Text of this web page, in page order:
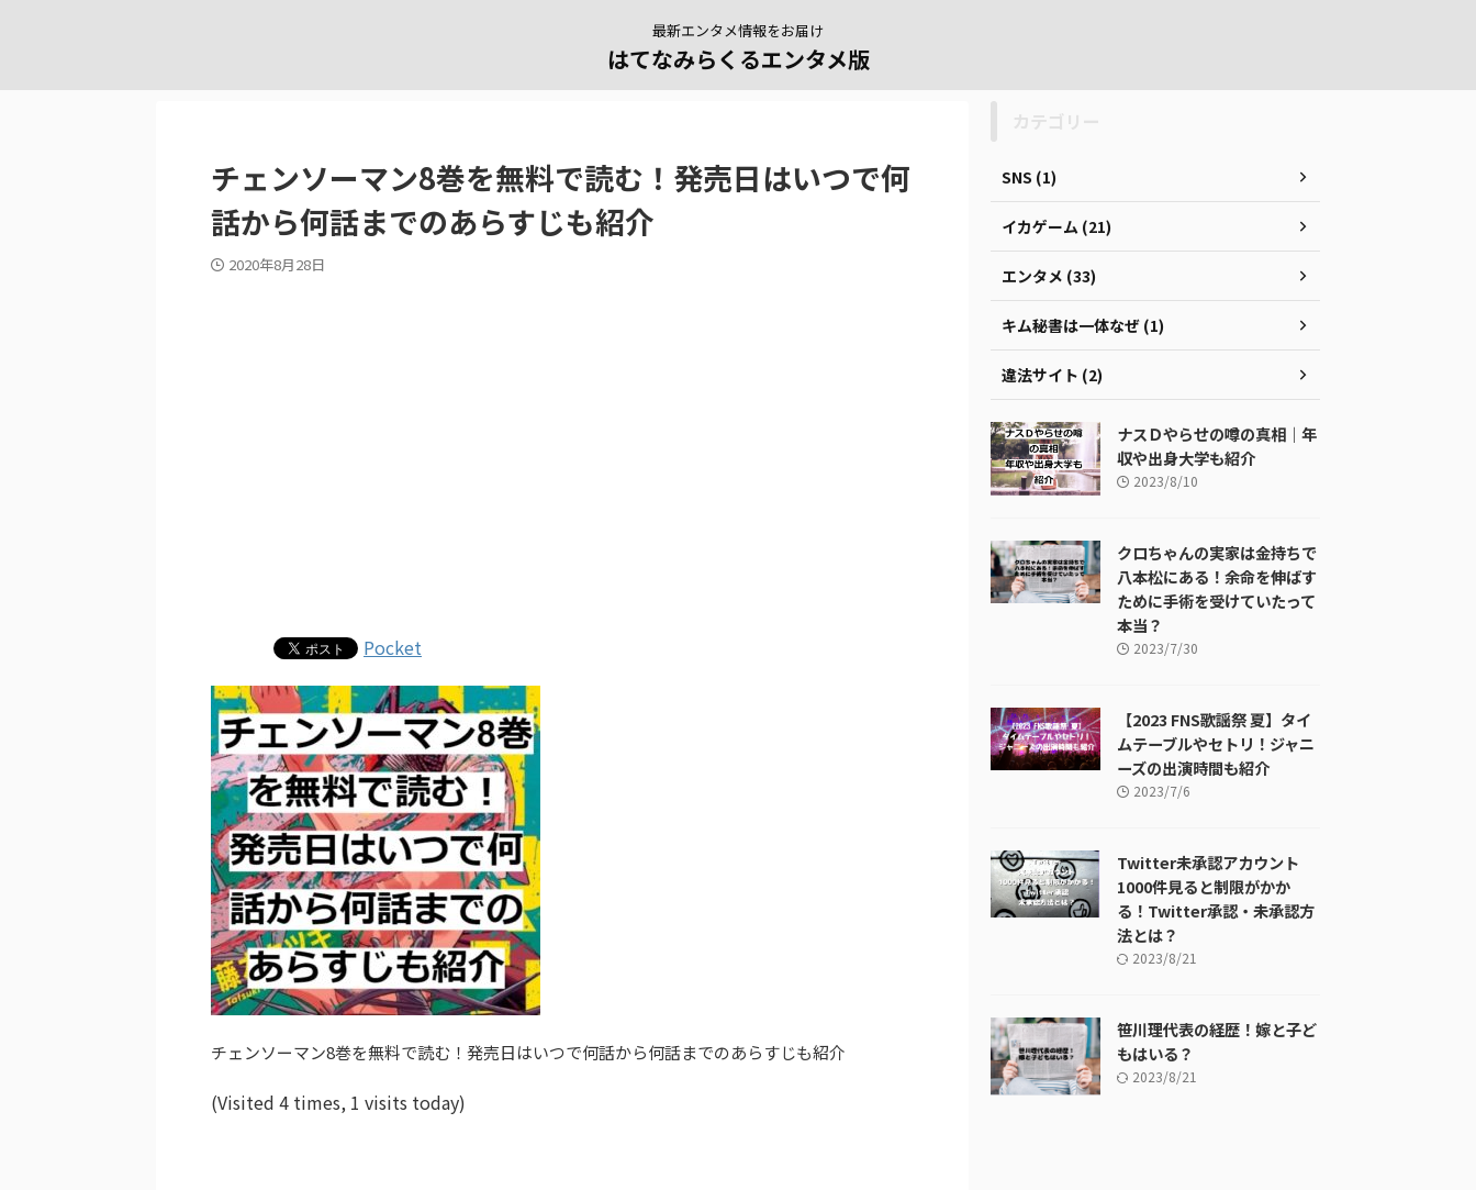
最新エンタメ情報をお届け
はてなみらくるエンタメ版
チェンソーマン8巻を無料で読む！発売日はいつで何
話から何話までのあらすじも紹介
2020年8月28日
Pocket
チェンソーマン8巻を無料で読む！発売日はいつで何話から何話までのあらすじも紹介
(Visited 4 times, 1 visits today)
SNS (1)
イカゲーム (21)
エンタメ (33)
キム秘書は一体なぜ (1)
違法サイト (2)
ナスＤやらせの噂の真相｜年
収や出身大学も紹介
2023/8/10
クロちゃんの実家は金持ちで
八本松にある！余命を伸ばす
ために手術を受けていたって
本当？
2023/7/30
【2023 FNS歌謡祭 夏】タイ
ムテーブルやセトリ！ジャニ
ーズの出演時間も紹介
2023/7/6
Twitter未承認アカウント
1000件見ると制限がかか
る！Twitter承認・未承認方
法とは？
2023/8/21
笹川理代表の経歴！嫁と子ど
もはいる？
2023/8/21